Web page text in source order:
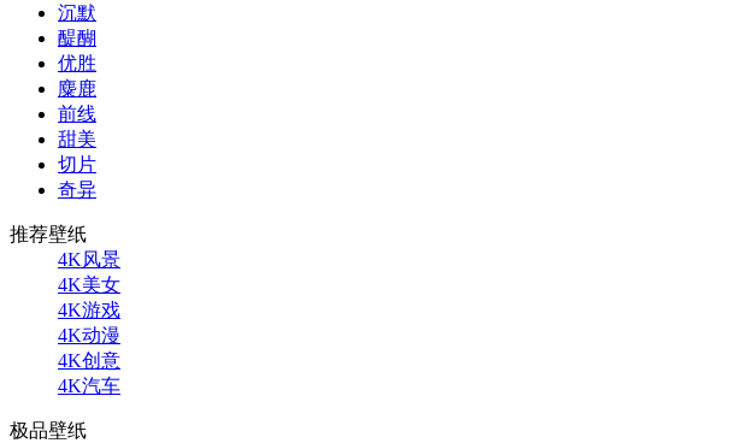
沉默
醍醐
优胜
麋鹿
前线
甜美
切片
奇异
推荐壁纸
4K风景
4K美女
4K游戏
4K动漫
4K创意
4K汽车
极品壁纸